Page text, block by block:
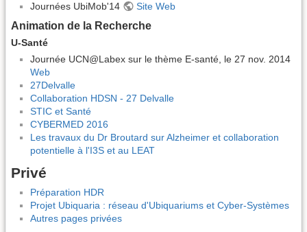
Journées UbiMob'14
Site Web
Animation de la Recherche
U-Santé
Journée UCN@Labex sur le thème E-santé, le 27 nov. 2014
Web
27Delvalle
Collaboration HDSN - 27 Delvalle
STIC et Santé
CYBERMED 2016
Les travaux du Dr Broutard sur Alzheimer et collaboration
potentielle à l'I3S et au LEAT
Privé
Préparation HDR
Projet Ubiquaria : réseau d'Ubiquariums et Cyber-Systèmes
Autres pages privées